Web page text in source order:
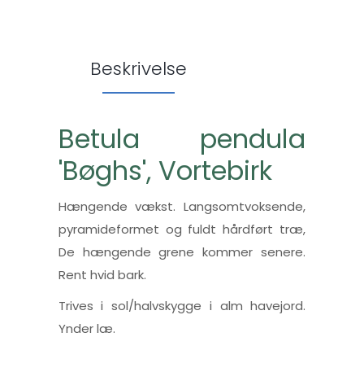
Beskrivelse
Betula pendula
'Bøghs', Vortebirk
Hængende vækst. Langsomtvoksende,
pyramideformet og fuldt hårdført træ,
De hængende grene kommer senere.
Rent hvid bark.
Trives i sol/halvskygge i alm havejord.
Ynder læ.